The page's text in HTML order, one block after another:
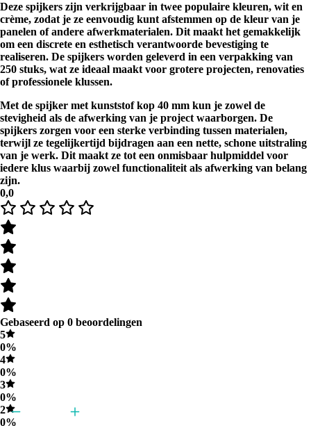
Deze spijkers zijn verkrijgbaar in twee populaire kleuren, wit en
crème, zodat je ze eenvoudig kunt afstemmen op de kleur van je
panelen of andere afwerkmaterialen. Dit maakt het gemakkelijk
om een discrete en esthetisch verantwoorde bevestiging te
realiseren. De spijkers worden geleverd in een verpakking van
250 stuks, wat ze ideaal maakt voor grotere projecten, renovaties
of professionele klussen.
Met de spijker met kunststof kop 40 mm kun je zowel de
stevigheid als de afwerking van je project waarborgen. De
spijkers zorgen voor een sterke verbinding tussen materialen,
terwijl ze tegelijkertijd bijdragen aan een nette, schone uitstraling
van je werk. Dit maakt ze tot een onmisbaar hulpmiddel voor
iedere klus waarbij zowel functionaliteit als afwerking van belang
zijn.
0,0
Gebaseerd op 0 beoordelingen
5
0%
4
0%
3
0%
2
0%